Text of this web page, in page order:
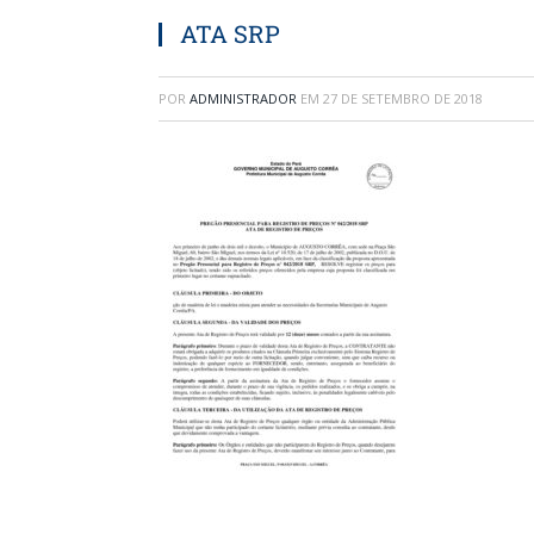
ATA SRP
POR ADMINISTRADOR EM 27 DE SETEMBRO DE 2018